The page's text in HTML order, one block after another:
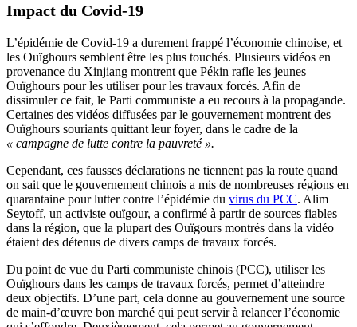
Impact du Covid-19
L’épidémie de Covid-19 a durement frappé l’économie chinoise, et
les Ouïghours semblent être les plus touchés. Plusieurs vidéos en
provenance du Xinjiang montrent que Pékin rafle les jeunes
Ouïghours pour les utiliser pour les travaux forcés. Afin de
dissimuler ce fait, le Parti communiste a eu recours à la propagande.
Certaines des vidéos diffusées par le gouvernement montrent des
Ouïghours souriants quittant leur foyer, dans le cadre de la
« campagne de lutte contre la pauvreté ».
Cependant, ces fausses déclarations ne tiennent pas la route quand
on sait que le gouvernement chinois a mis de nombreuses régions en
quarantaine pour lutter contre l’épidémie du virus du PCC. Alim
Seytoff, un activiste ouïgour, a confirmé à partir de sources fiables
dans la région, que la plupart des Ouïgours montrés dans la vidéo
étaient des détenus de divers camps de travaux forcés.
Du point de vue du Parti communiste chinois (PCC), utiliser les
Ouïghours dans les camps de travaux forcés, permet d’atteindre
deux objectifs. D’une part, cela donne au gouvernement une source
de main-d’œuvre bon marché qui peut servir à relancer l’économie